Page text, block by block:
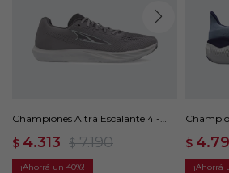
Championes Altra Escalante 4 -
$ 4.313 $ 7.190
40
$